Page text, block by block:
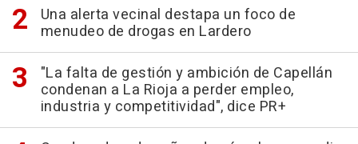
Una alerta vecinal destapa un foco de
menudeo de drogas en Lardero
"La falta de gestión y ambición de Capellán
condenan a La Rioja a perder empleo,
industria y competitividad", dice PR+